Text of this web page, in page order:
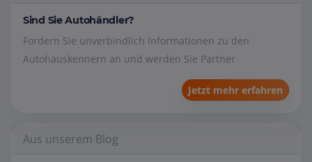
Sind Sie Autohändler?
Fordern Sie unverbindlich Informationen zu den
Autohauskennern an und werden Sie Partner
Jetzt mehr erfahren
Aus unserem Blog